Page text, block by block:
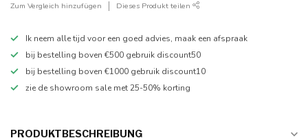
Zum Vergleich hinzufügen Dieses Produkt teilen
Ik neem alle tijd voor een goed advies, maak een afspraak
bij bestelling boven €500 gebruik discount50
bij bestelling boven €1000 gebruik discount10
zie de showroom sale met 25-50% korting
PRODUKTBESCHREIBUNG